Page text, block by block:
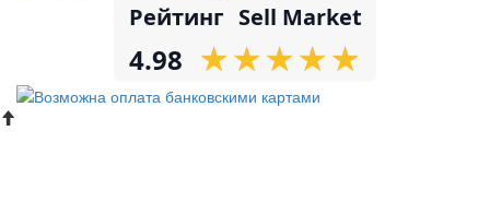
Рейтинг Sell Market
4.98 ★
★★
★★
★★
★★
★